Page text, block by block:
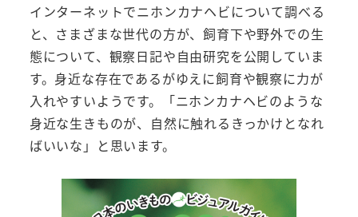
インターネットでニホンカナヘビについて調べる
と、さまざまな世代の方が、飼育下や野外での生
態について、観察日記や自由研究を公開していま
す。身近な存在であるがゆえに飼育や観察に力が
入れやすいようです。「ニホンカナヘビのような
身近な生きものが、自然に触れるきっかけとなれ
ばいいな」と思います。